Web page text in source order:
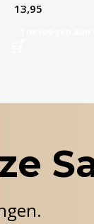
Illustration
13,95